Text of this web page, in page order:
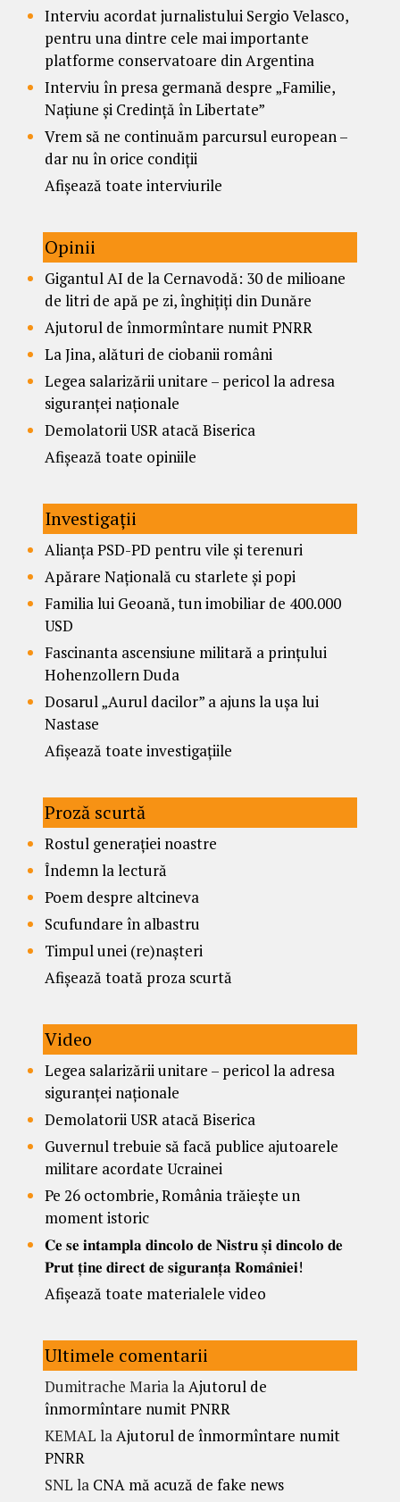
Interviu acordat jurnalistului Sergio Velasco,
pentru una dintre cele mai importante
platforme conservatoare din Argentina
Interviu în presa germană despre „Familie,
Națiune și Credință în Libertate”
Vrem să ne continuăm parcursul european –
dar nu în orice condiții
Afișează toate interviurile
Opinii
Gigantul AI de la Cernavodă: 30 de milioane
de litri de apă pe zi, înghițiți din Dunăre
Ajutorul de înmormîntare numit PNRR
La Jina, alături de ciobanii români
Legea salarizării unitare – pericol la adresa
siguranței naționale
Demolatorii USR atacă Biserica
Afișează toate opiniile
Investigații
Alianța PSD-PD pentru vile și terenuri
Apărare Națională cu starlete și popi
Familia lui Geoană, tun imobiliar de 400.000
USD
Fascinanta ascensiune militară a prințului
Hohenzollern Duda
Dosarul „Aurul dacilor” a ajuns la ușa lui
Nastase
Afișează toate investigațiile
Proză scurtă
Rostul generației noastre
Îndemn la lectură
Poem despre altcineva
Scufundare în albastru
Timpul unei (re)nașteri
Afișează toată proza scurtă
Video
Legea salarizării unitare – pericol la adresa
siguranței naționale
Demolatorii USR atacă Biserica
Guvernul trebuie să facă publice ajutoarele
militare acordate Ucrainei
Pe 26 octombrie, România trăiește un
moment istoric
𝐂𝐞 𝐬𝐞 𝐢𝐧𝐭𝐚𝐦𝐩𝐥𝐚 𝐝𝐢𝐧𝐜𝐨𝐥𝐨 𝐝𝐞 𝐍𝐢𝐬𝐭𝐫𝐮 𝐬̦𝐢 𝐝𝐢𝐧𝐜𝐨𝐥𝐨 𝐝𝐞
𝐏𝐫𝐮𝐭 𝐭̦𝐢𝐧𝐞 𝐝𝐢𝐫𝐞𝐜𝐭 𝐝𝐞 𝐬𝐢𝐠𝐮𝐫𝐚𝐧𝐭̦𝐚 𝐑𝐨𝐦𝐚̂𝐧𝐢𝐞𝐢!
Afișează toate materialele video
Ultimele comentarii
Dumitrache MarialaAjutorul de
înmormîntare numit PNRR
KEMAL laAjutorul de înmormîntare numit
PNRR
SNL la CNA mă acuză de fake news